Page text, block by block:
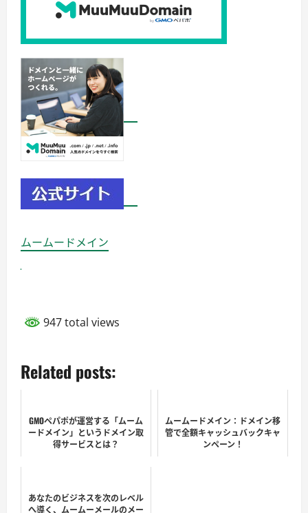
ムームードメイン
947 total views
Related posts:
GMOペパポが運営する「ムーム
ードメイン」というドメイン取
得サービスとは？
ムームードメイン：ドメイン移
管で全額キャッシュバックキャ
ンペーン！
あなたのビジネスを次のレベル
へ導く、ムームーメールのメー